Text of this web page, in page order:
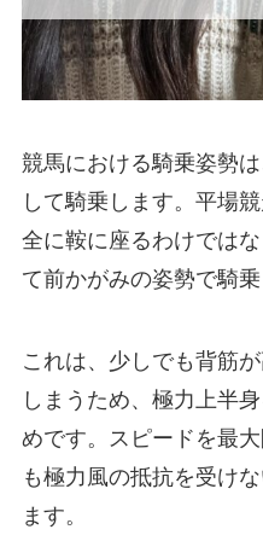
競馬における騎乗姿勢
して騎乗します。平場
全に鞍に座るわけでは
て前かがみの姿勢で騎乗
これは、少しでも背筋
しまうため、極力上半
めです。スピードを最
も極力風の抵抗を受け
ます。